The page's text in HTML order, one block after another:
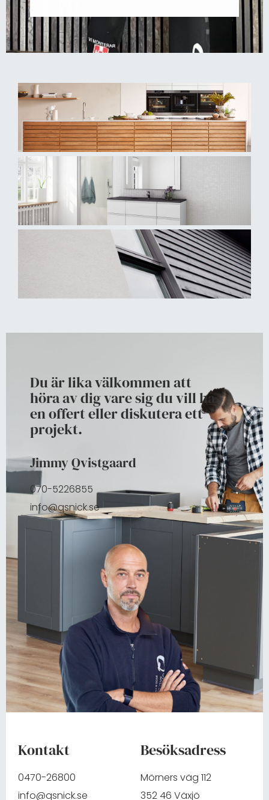
Du är lika välkommen att
höra av dig vare sig du vill ha
en offert eller diskutera ett
projekt.
Jimmy Qvistgaard
070-5226855
info@qsnick.se
Kontakt
0470-26800
info@qsnick.se
Besöksadress
Mörners väg 112
352 46 Växjö